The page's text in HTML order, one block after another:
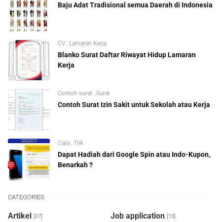
Baju Adat Tradisional semua Daerah di Indonesia
CV , Lamaran Kerja
Blanko Surat Daftar Riwayat Hidup Lamaran
Kerja
Contoh surat , Surat
Contoh Surat Izin Sakit untuk Sekolah atau Kerja
Cara , Trik
Dapat Hadiah dari Google Spin atau Indo-Kupon,
Benarkah ?
CATEGORIES
Artikel [27] Job application [13]